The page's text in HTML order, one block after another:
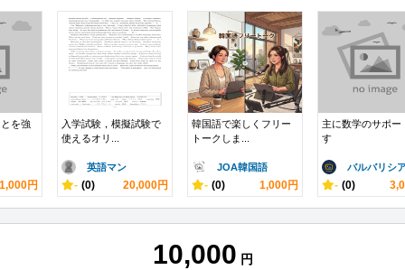
を強
1,000円
入学試験，模擬試験で
使えるオリ...
英語マン
- (0) 20,000円
韓国語で楽しくフリー
トークしま...
JOA韓国語
- (0) 1,000円
主に数学のサポー
す
バルバリシ
- (0)
10,000 円